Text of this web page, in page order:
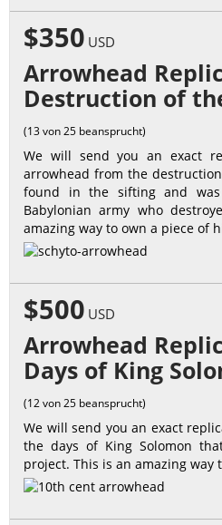
$350 USD
Arrowhead
Destruction of
(13 von 25 beansprucht)
We will send you an exact
arrowhead from the
found in the sifting and
Babylonian army who
amazing way to own a piece of
$500 USD
Arrowhead
Days of King
(12 von 25 beansprucht)
We will send you an exact
the days of King Solomon
project. This is an amazing way